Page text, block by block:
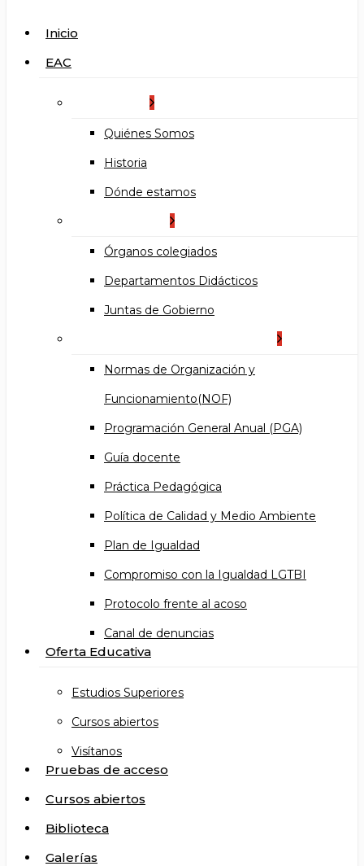
search
Menu
Inicio
EAC
Quiénes Somos
Historia
Dónde estamos
Órganos colegiados
Departamentos Didácticos
Juntas de Gobierno
Normas de Organización y
Funcionamiento(NOF)
Programación General Anual (PGA)
Guía docente
Práctica Pedagógica
Política de Calidad y Medio Ambiente
Plan de Igualdad
Compromiso con la Igualdad LGTBI
Protocolo frente al acoso
Canal de denuncias
Oferta Educativa
Estudios Superiores
Cursos abiertos
Visítanos
Pruebas de acceso
Cursos abiertos
Biblioteca
Galerías